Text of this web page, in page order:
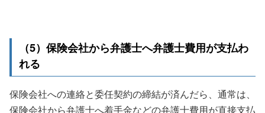
（5）保険会社から弁護士へ弁護士費用が支払わ
れる
保険会社への連絡と委任契約の締結が済んだら、通常は、
保険会社から弁護士へ着手金などの弁護士費用が直接支払